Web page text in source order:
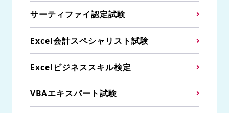
サーティファイ認定試験
Excel会計スペシャリスト試験
Excelビジネススキル検定
VBAエキスパート試験